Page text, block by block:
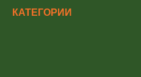
КАТЕГОРИИ